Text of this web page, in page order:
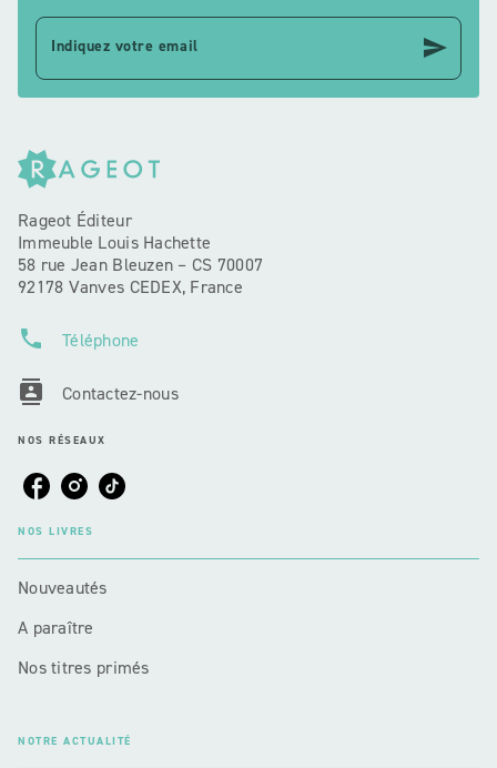
Indiquez votre email send
Rageot Éditeur
Immeuble Louis Hachette
58 rue Jean Bleuzen – CS 70007
92178 Vanves CEDEX, France
phone Téléphone
contacts Contactez-nous
NOS RÉSEAUX
NOS LIVRES
Nouveautés
A paraître
Nos titres primés
NOTRE ACTUALITÉ